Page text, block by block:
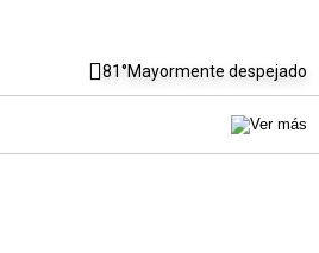
81°Mayormente despejado